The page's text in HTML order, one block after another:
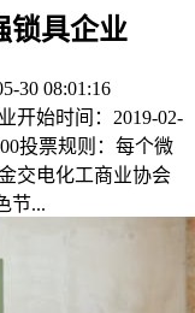
锁具企业
30 08:01:16
开始时间：2019-02-
投票规则：每个微
交电化工商业协会
节...